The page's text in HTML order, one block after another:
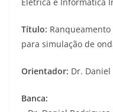
Título:
para simulação de
Orientador: Dr. Daniel
Banca: